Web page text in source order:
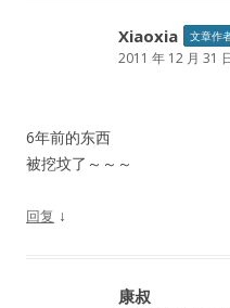
Xiaoxia 文章作
2011 年 12 月 31
6年前的东西
被挖坟了～～～
回复 ↓
康叔